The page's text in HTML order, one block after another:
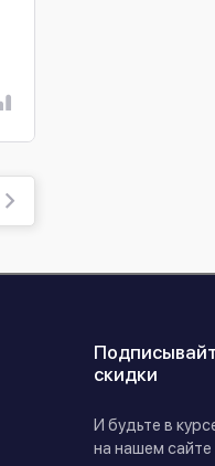
скидки
И будьте в
на нашем сайте